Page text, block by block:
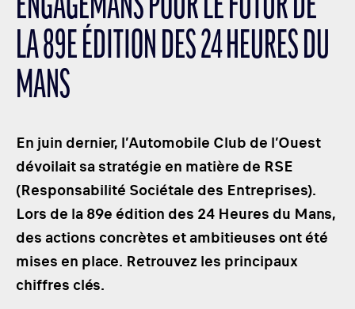
LES CATÉGORIES
PALMARÈS
PARTENAIRES
NEWSLETTER
ENGAGEMANS POUR LE FUTUR DE
LA 89E ÉDITION DES 24 HEURES DU
MANS
En juin dernier, l’Automobile Club de l’Ouest
dévoilait sa stratégie en matière de RSE
(Responsabilité Sociétale des Entreprises).
Lors de la 89e édition des 24 Heures du Mans,
des actions concrètes et ambitieuses ont été
mises en place. Retrouvez les principaux
chiffres clés.